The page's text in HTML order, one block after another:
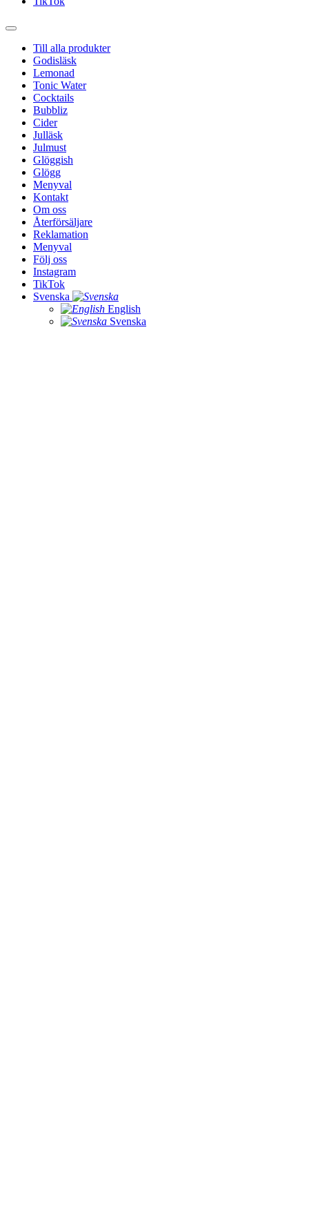
Till alla produkter
Godisläsk
Lemonad
Tonic Water
Cocktails
Bubbliz
Cider
Julläsk
Julmust
Glöggish
Glögg
Menyval
Kontakt
Om oss
Återförsäljare
Reklamation
Menyval
Följ oss
Instagram
TikTok
Svenska
English
Svenska